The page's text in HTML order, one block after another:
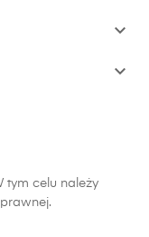


tym celu należy